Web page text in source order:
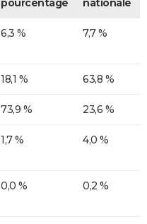
pourcentage
nationale
6,3 % 7,7 %
18,1 % 63,8 %
73,9 % 23,6 %
1,7 % 4,0 %
0,0 % 0,2 %